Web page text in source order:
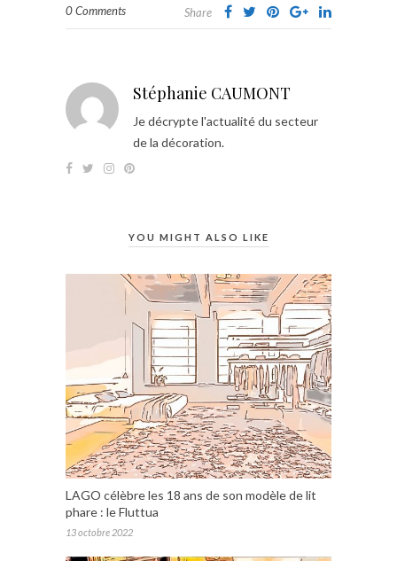
0 Comments Share
Stéphanie CAUMONT
Je décrypte l'actualité du secteur
de la décoration.
YOU MIGHT ALSO LIKE
LAGO célèbre les 18 ans de son modèle de lit
phare : le Fluttua
13 octobre 2022